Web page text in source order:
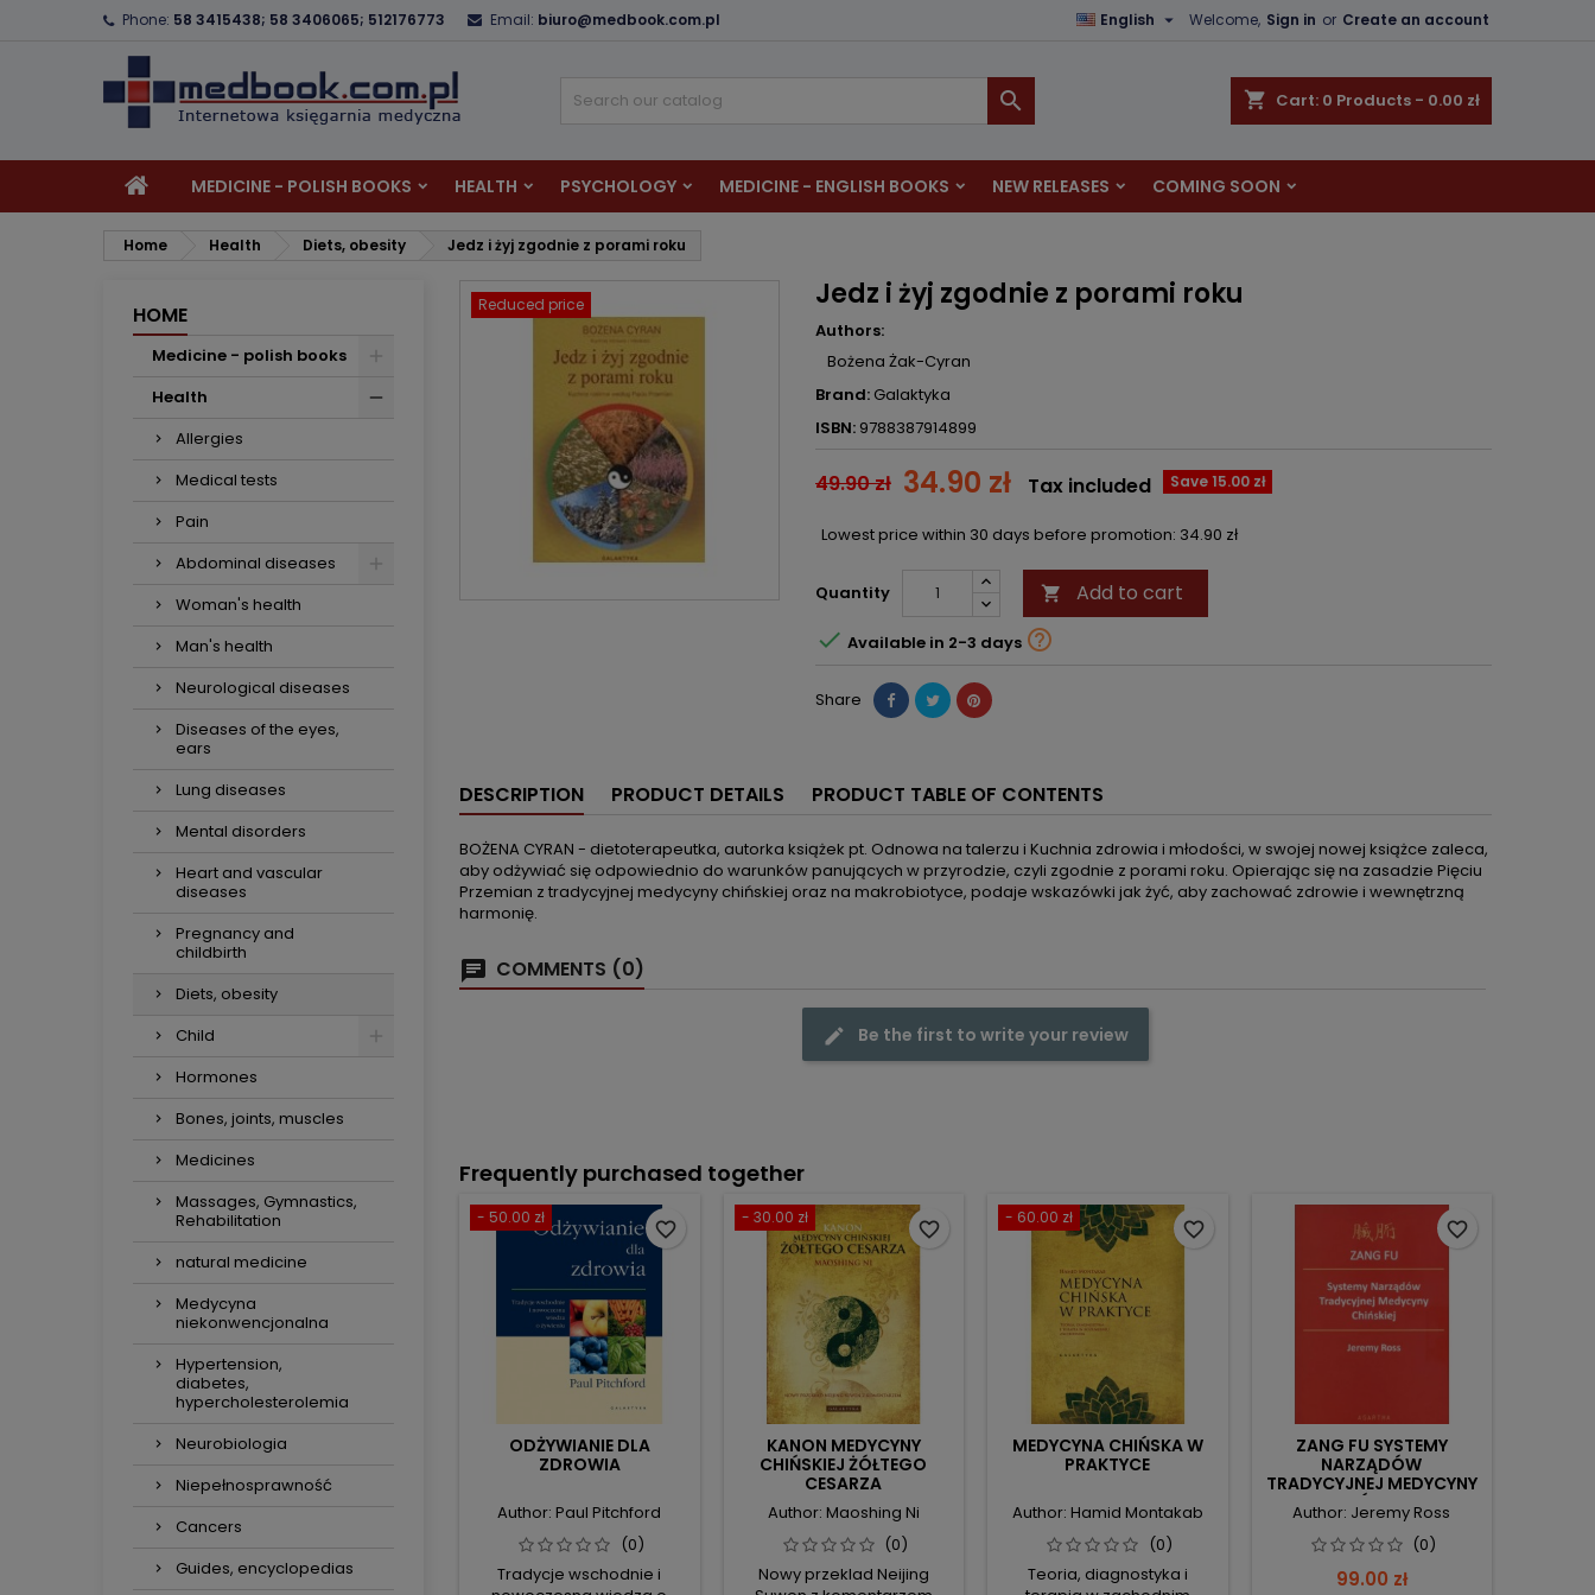
Phone: 58 3415438; 58 3406065; 512176773 Email: biuro@medbook.com.pl Welcome, Sign in or Create an account
English 
shopping_cart Cart: 0 Products - 0.00 zł

MEDICINE - POLISH BOOKS HEALTH PSYCHOLOGY MEDICINE - ENGLISH BOOKS NEW RELEASES COMING SOON
Home Health Diets, obesity Jedz i żyj zgodnie z porami roku
HOME
Medicine - polish books
Health
Allergies
Medical tests
Pain
Abdominal diseases
Woman's health
Man's health
Neurological diseases
Diseases of the eyes,
ears
Lung diseases
Mental disorders
Heart and vascular
diseases
Pregnancy and
childbirth
Diets, obesity
Child
Hormones
Bones, joints, muscles
Medicines
Massages, Gymnastics,
Rehabilitation
natural medicine
Medycyna
niekonwencjonalna
Hypertension,
diabetes,
hypercholesterolemia
Neurobiologia
Niepełnosprawność
Cancers
Guides, encyclopedias
Reduced price Jedz i żyj zgodnie z porami roku
Authors:
Bożena Żak-Cyran
Brand: Galaktyka
ISBN: 9788387914899
49.90 zł 34.90 zł Save 15.00 zł
Tax included
Lowest price within 30 days before promotion: 34.90 zł
Quantity  Add to cart
 Available in 2-3 days 
Share
DESCRIPTION PRODUCT DETAILS PRODUCT TABLE OF CONTENTS
BOŻENA CYRAN - dietoterapeutka, autorka książek pt. Odnowa na talerzu i Kuchnia zdrowia i młodości, w swojej nowej książce zaleca,
aby odżywiać się odpowiednio do warunków panujących w przyrodzie, czyli zgodnie z porami roku. Opierając się na zasadzie Pięciu
Przemian z tradycyjnej medycyny chińskiej oraz na makrobiotyce, podaje wskazówki jak żyć, aby zachować zdrowie i wewnętrzną
harmonię.
COMMENTS (0)
Be the first to write your review
Frequently purchased together
- 50.00 zł
ODŻYWIANIE DLA
ZDROWIA
Author: Paul Pitchford
(0)
Tradycje wschodnie i
favorite_border
- 30.00 zł
KANON MEDYCYNY
CHIŃSKIEJ ŻÓŁTEGO
CESARZA
Author: Maoshing Ni
(0)
Nowy przeklad Neijing
favorite_border
- 60.00 zł
MEDYCYNA CHIŃSKA W
PRAKTYCE
Author: Hamid Montakab
(0)
Teoria, diagnostyka i
favorite_border
ZANG FU SYSTEMY
NARZĄDÓW
TRADYCYJNEJ MEDYCYNY
CHIŃSKIEJ
Author: Jeremy Ross
(0)
Price
99.00 zł
favorite_border
You need to be logged in to save products in your wishlist.